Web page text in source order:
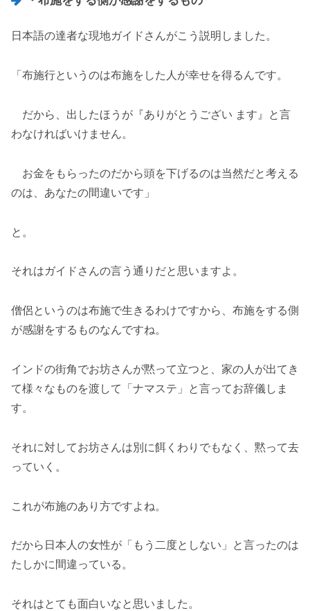
日本語の達者な現地ガイドさんがこう説明しました。
「布施行というのは布施をした人が幸せを得るんです。
だから、出したほうが『ありがとうござい ます』と言
わなければいけません。
お金をもらったのだから頭を下げるのは当然だと考える
のは、あなたの間違いです」
と。
それはガイドさんの言う通りだと思いますよ。
僧侶というのは布施で生きるわけですから、布施をする側
が感謝をするものなんですね。
インドの街角でお坊さんが黙って立つと、家の人が出てき
て様々なものを渡して「ナマステ」と言ってお辞儀しま
す。
それに対してお坊さんは別に餌くわりでもなく、黙って去
っていく。
これが布施のあり方ですよね。
だから日本人の女性が「もう二度としない」と言ったのは
たしかに間違っている。
それはとても面白いなと思いました。